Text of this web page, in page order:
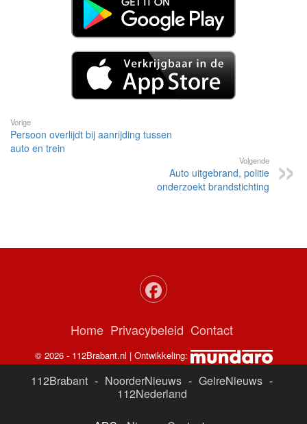
Vorige
Persoon overlijdt bij aanrijding tussen
auto en trein
Volgende
Auto uitgebrand, politie
onderzoekt brandstichting
Home Privacybeleid Contact
© 2026 - 112Brabant.nl | Ontwikkeling:
112Brabant - NoorderNieuws - GelreNieuws -
112Nederland